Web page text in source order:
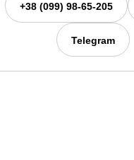
+38 (099) 98-65-205
Telegram